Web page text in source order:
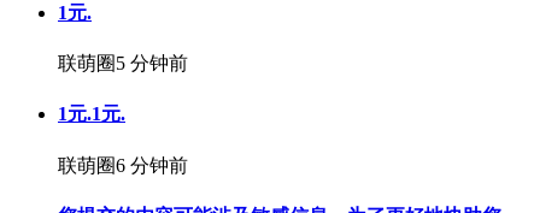
1元.
联萌圈5 分钟前
1元.1元.
联萌圈6 分钟前